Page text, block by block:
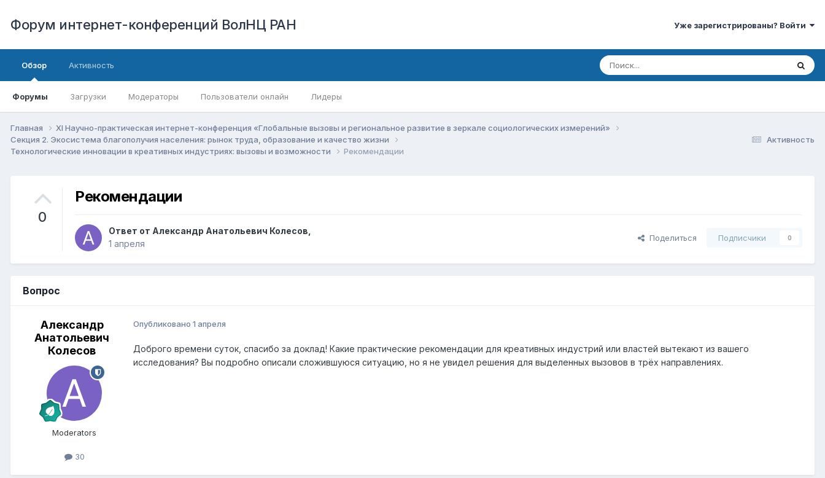
Форум интернет-конференций ВолНЦ РАН Уже зарегистрированы? Войти
Обзор
Форумы Загрузки Модераторы Пользователи онлайн Лидеры
Активность
Активность
Главная
XI Научно-практическая интернет-конференция «Глобальные вызовы и региональное развитие в зеркале социологических измерений»
Секция 2. Экосистема благополучия населения: рынок труда, образование и качество жизни
Технологические инновации в креативных индустриях: вызовы и возможности
Рекомендации
0
Рекомендации
Ответ от Александр Анатольевич Колесов
1 апреля
Поделиться Подписчики 0
Вопрос
Александр
Анатольевич
Колесов
Moderators
30
Опубликовано 1 апреля
Доброго времени суток, спасибо за доклад! Какие практические рекомендации для креативных индустрий или властей вытекают из вашего
исследования? Вы подробно описали сложившуюся ситуацию, но я не увидел решения для выделенных вызовов в трёх направлениях.